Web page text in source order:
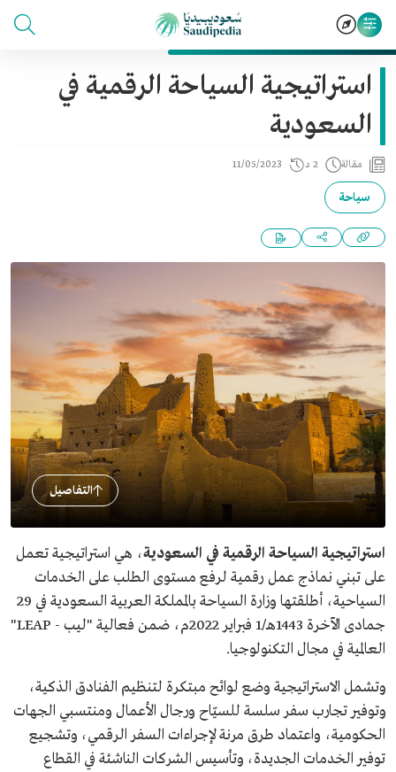
استراتيجية السياحة الرقمية في
السعودية
مقالة 2 د 11/05/2023
سياحة
التفاصيل
استراتيجية السياحة الرقمية في السعودية، هي استراتيجية تعمل
على تبني نماذج عمل رقمية لرفع مستوى الطلب على الخدمات
السياحية، أطلقتها وزارة السياحة بالمملكة العربية السعودية في 29
جمادى الآخرة 1443هـ/1 فبراير 2022م، ضمن فعالية "ليب - LEAP"
العالمية في مجال التكنولوجيا.
وتشمل الاستراتيجية وضع لوائح مبتكرة لتنظيم الفنادق الذكية،
وتوفير تجارب سفر سلسة للسيّاح ورجال الأعمال ومنتسبي الجهات
الحكومية، واعتماد طرق مرنة لإجراءات السفر الرقمي، وتشجيع
توفير الخدمات الجديدة، وتأسيس الشركات الناشئة في القطاع